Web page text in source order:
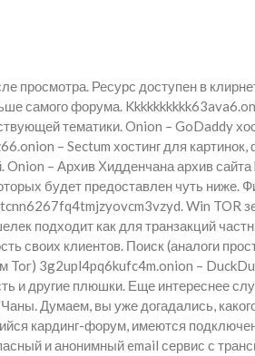
просмотра. Ресурс доступен в
самого форума.
тематики. Onion – GoDaddy
– Sectum хостинг для картинок,
– Архив Хидденчана архив сайта
будет предоставлен чуть ниже.
Win TOR
подходит как для транзакций
своих клиентов. Поиск (аналоги
Tor) 3g2upl4pq6kufc4m.onion –
и другие плюшки. Еще интереснее
Думаем, вы уже догадались,
кардинг-форум, имеются
и анонимный email сервис с